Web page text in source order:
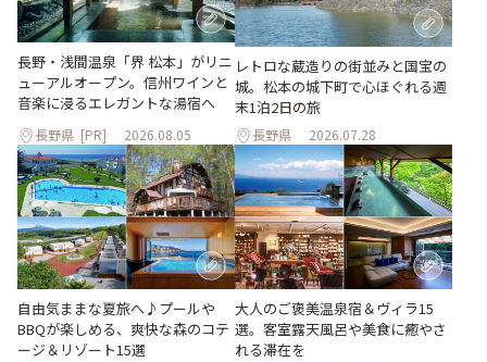
長野・浅間温泉「界 松本」がリニ
ューアルオープン。信州ワインと
音楽に浸るエレガントな湯宿へ
長野県 [PR] 2026.08.05
レトロな蔵造りの街並みと国宝の
城。松本の城下町で心ほぐれる週
末1泊2日の旅
長野県 2026.07.28
自由気ままな夏旅へ♪プールや
BBQが楽しめる、爽快な森のコテ
ージ＆リゾート15選
大人のご褒美温泉宿＆ヴィラ15
選。客室露天風呂や美食に癒やさ
れる滞在を